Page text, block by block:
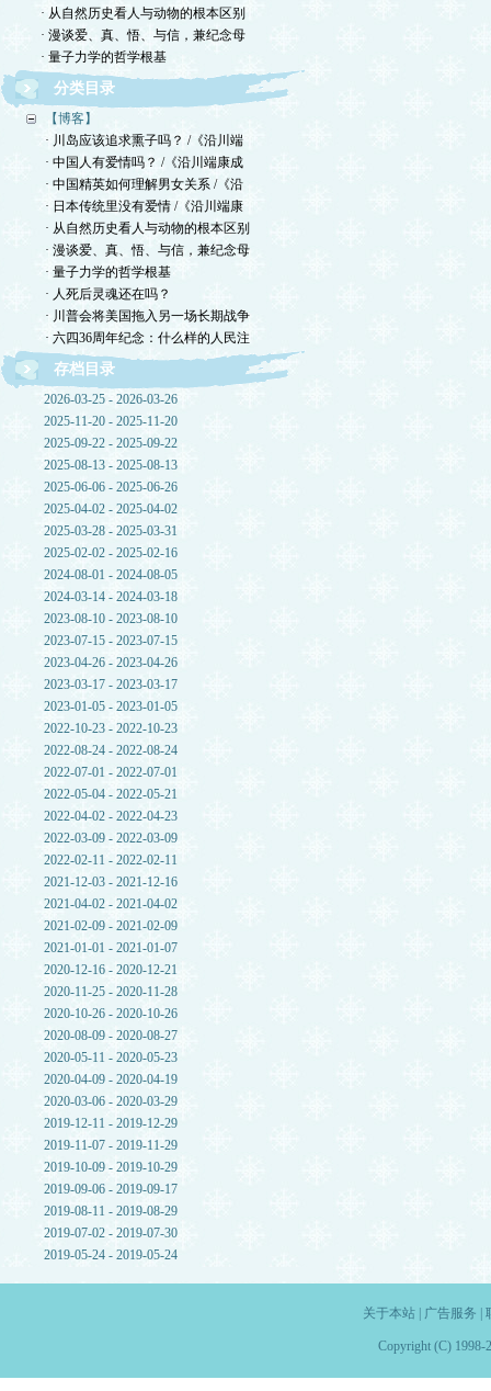
· 从自然历史看人与动物的根本区别
· 漫谈爱、真、悟、与信，兼纪念母
· 量子力学的哲学根基
分类目录
【博客】
· 川岛应该追求熏子吗？ /《沿川端
· 中国人有爱情吗？ /《沿川端康成
· 中国精英如何理解男女关系 /《沿
· 日本传统里没有爱情 /《沿川端康
· 从自然历史看人与动物的根本区别
· 漫谈爱、真、悟、与信，兼纪念母
· 量子力学的哲学根基
· 人死后灵魂还在吗？
· 川普会将美国拖入另一场长期战争
· 六四36周年纪念：什么样的人民注
存档目录
2026-03-25 - 2026-03-26
2025-11-20 - 2025-11-20
2025-09-22 - 2025-09-22
2025-08-13 - 2025-08-13
2025-06-06 - 2025-06-26
2025-04-02 - 2025-04-02
2025-03-28 - 2025-03-31
2025-02-02 - 2025-02-16
2024-08-01 - 2024-08-05
2024-03-14 - 2024-03-18
2023-08-10 - 2023-08-10
2023-07-15 - 2023-07-15
2023-04-26 - 2023-04-26
2023-03-17 - 2023-03-17
2023-01-05 - 2023-01-05
2022-10-23 - 2022-10-23
2022-08-24 - 2022-08-24
2022-07-01 - 2022-07-01
2022-05-04 - 2022-05-21
2022-04-02 - 2022-04-23
2022-03-09 - 2022-03-09
2022-02-11 - 2022-02-11
2021-12-03 - 2021-12-16
2021-04-02 - 2021-04-02
2021-02-09 - 2021-02-09
2021-01-01 - 2021-01-07
2020-12-16 - 2020-12-21
2020-11-25 - 2020-11-28
2020-10-26 - 2020-10-26
2020-08-09 - 2020-08-27
2020-05-11 - 2020-05-23
2020-04-09 - 2020-04-19
2020-03-06 - 2020-03-29
2019-12-11 - 2019-12-29
2019-11-07 - 2019-11-29
2019-10-09 - 2019-10-29
2019-09-06 - 2019-09-17
2019-08-11 - 2019-08-29
2019-07-02 - 2019-07-30
2019-05-24 - 2019-05-24
关于本站| 广告服务
Copyright (C) 1998-